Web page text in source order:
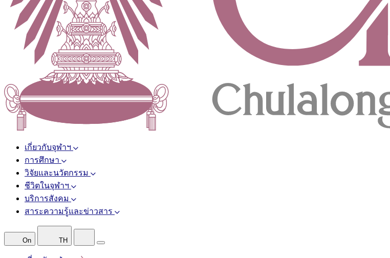
เกี่ยวกับจุฬาฯ
การศึกษา
วิจัยและนวัตกรรม
ชีวิตในจุฬาฯ
บริการสังคม
สาระความรู้และข่าวสาร
On TH